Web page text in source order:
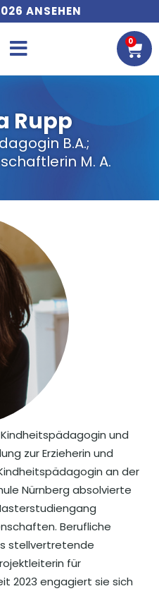
ANSEHEN
0
Rupp
B.A.;
M. A.
und
zur Erzieherin und
an der
Nürnberg absolvierte
Berufliche
stellvertretende
für
2023 engagiert sie sich